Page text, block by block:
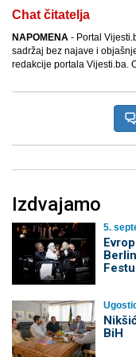
Chat čitatelja
NAPOMENA - Portal
sadržaj bez najave i
redakcije portala Vijesti.ba.
Izdvajamo
5.
Festu
BiH